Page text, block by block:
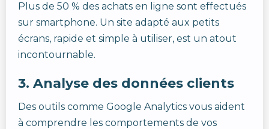
Plus de 50 % des achats en ligne sont effectués
sur smartphone. Un site adapté aux petits
écrans, rapide et simple à utiliser, est un atout
incontournable.
3. Analyse des données clients
Des outils comme Google Analytics vous aident
à comprendre les comportements de vos